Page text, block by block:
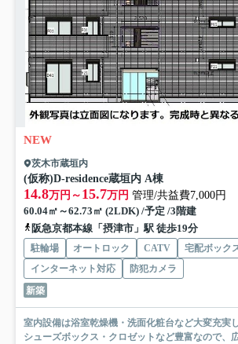
NEW
茨木市蔵垣内
(仮称)D-residence蔵垣内 A棟
14.8万円～ 15.7万円 管理/共益費7,000円
60.04㎡～62.73㎡ (2LDK) /予定 /3階建
阪急京都本線「摂津市」駅 徒歩19分
駐輪場 オートロック CATV
宅配ボック
インターネット対応
防犯カメラ
新築
室内設備は浴室乾燥機・洗面化粧台など大変充実
シューズボックス・クロゼットなど豊富なので、